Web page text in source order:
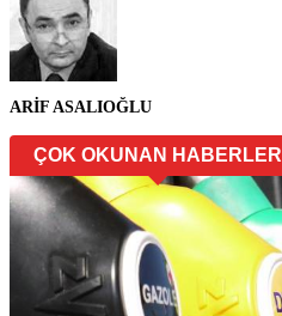
ARİF ASALIOĞLU
ÇOK OKUNAN HABERLER